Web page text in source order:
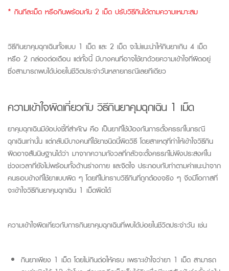
* กินทีละเม็ด หรือกินพร้อมกัน 2 เม็ด ปรับวิธีกินได้ตามความเหมาะสม
วิธีกินยาคุมฉุกเฉินทั้งแบบ 1 เม็ด และ 2 เม็ด จะไม่แนะนำให้กินยาเกิน 4 เม็ด
หรือ 2 กล่องต่อเดือน แต่ทั้งนี้ มีบางคนที่อาจใช้ยาด้วยความเข้าใจที่ผิดอยู
ซึ่งสามารถพบได้บ่อยในชีวิตประจำวันหลายกรณีเลยทีเดียว
ความเข้าใจผิดเกี่ยวกับ วิธีกินยาคุมฉุกเฉิน 1 เม็ด
ยาคุมฉุกเฉินมีข้อบ่งชี้ที่สำคัญ คือ เป็นยาทใช้ป้องกันการตั้งครรภ์ในกรณ
ฉุกเฉินเท่านั้น แต่กลับมีบางคนที่ใช้ยาชนิดนี้ผิดวิธี โดยสาเหตุที่ทำให้เข้าใจวิธีกิน
ผิดอาจสันนิษฐานได้ว่า มาจากความกังวลที่กลัวจะตั้งครรภ์ไม่พึงประสงค์ใน
ช่วงเวลาที่ยังไม่พร้อมทั้งด้านร่างกาย และจิตใจ ประกอบกับทำตามคำแนะนำจาก
คนรอบข้างที่ใช้ยาแบบผิด ๆ โดยที่ไม่ทราบวิธีกินที่ถูกต้องจริง ๆ จึงมีโอกาสที่
จะเข้าใจวิธีกินยาคุมฉุกเฉิน 1 เม็ดผิดได้
ความเข้าใจผิดเกี่ยวกับการกินยาคุมฉุกเฉินที่พบได้บ่อยในชีวิตประจำวัน เช่น
กินยาเพียง 1 เม็ด โดยไม่กินต่อให้ครบ เพราะเข้าใจว่ายา 1 เม็ด สามารถ